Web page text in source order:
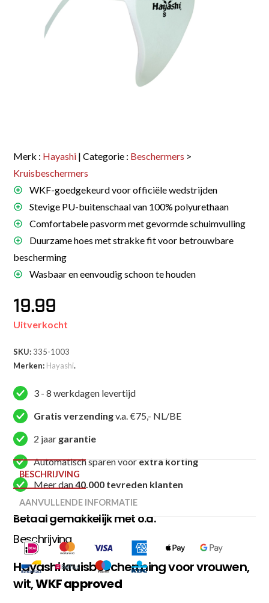
Merk : Hayashi | Categorie : Beschermers >
Kruisbeschermers
WKF-goedgekeurd voor officiële wedstrijden
Stevige PU-buitenschaal van 100% polyurethaan
Comfortabele pasvorm met gevormde schuimvulling
Duurzame hoes met strakke fit voor betrouwbare
bescherming
Wasbaar en eenvoudig schoon te houden
19.99
Uitverkocht
SKU: 335-1003
Merken: Hayashi.
3 - 8 werkdagen levertijd
Gratis verzendingv.a. €75,- NL/BE
2 jaar garantie
Automatisch sparen voor extra korting
Meer dan40.000 tevreden klanten
Betaal gemakkelijk met o.a.
BESCHRIJVING
AANVULLENDE INFORMATIE
Beschrijving
Hayashi kruisbescherming voor vrouwen,
wit,WKF approved